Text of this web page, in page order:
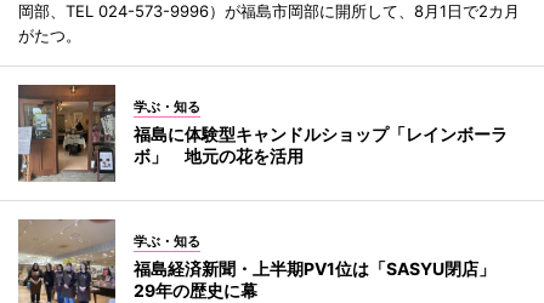
岡部、TEL 024-573-9996）が福島市岡部に開所して、8月1日で2カ月
がたつ。
学ぶ・知る
福島に体験型キャンドルショップ「レインボーラ
ボ」 地元の花を活用
学ぶ・知る
福島経済新聞・上半期PV1位は「SASYU閉店」
29年の歴史に幕